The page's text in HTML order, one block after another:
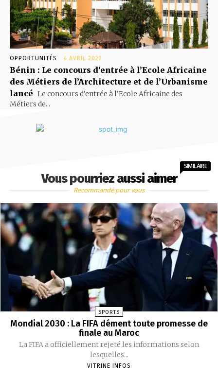
OPPORTUNITÉS 4 AVRIL 2022
Bénin : Le concours d’entrée à l’Ecole Africaine
des Métiers de l’Architecture et de l’Urbanisme
lancé Le concours d’entrée à l’Ecole Africaine des
Métiers de...
Vous pourriez aussi aimer
SIMILAIRE
Recommandé pour vous
SPORTS
Mondial 2030 : La FIFA dément toute promesse de
finale au Maroc
La FIFA a officiellement rejeté les informations selon
lesquelles...
VITRINE INFOS